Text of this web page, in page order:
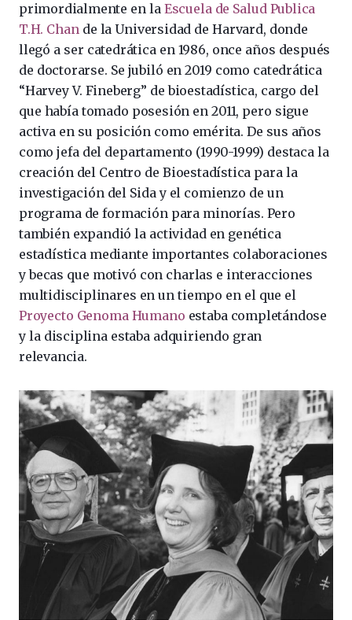
primordialmente en la Escuela de Salud Publica
T.H. Chande la Universidad de Harvard, donde
llegó a ser catedrática en 1986, once años después
de doctorarse. Se jubiló en 2019 como catedrática
“Harvey V. Fineberg” de bioestadística, cargo del
que había tomado posesión en 2011, pero sigue
activa en su posición como emérita. De sus años
como jefa del departamento (1990-1999) destaca la
creación del Centro de Bioestadística para la
investigación del Sida y el comienzo de un
programa de formación para minorías. Pero
también expandió la actividad en genética
estadística mediante importantes colaboraciones
y becas que motivó con charlas e interacciones
multidisciplinares en un tiempo en el que el
Proyecto Genoma Humano estaba completándose
y la disciplina estaba adquiriendo gran
relevancia.